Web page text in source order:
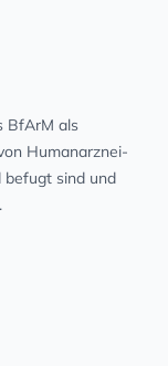
BfArM als
Human­arz­nei­
sind und